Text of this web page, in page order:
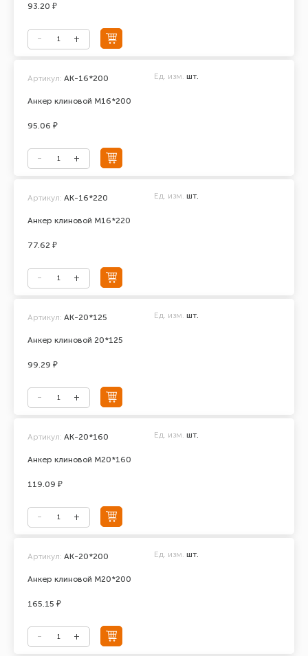
93.20 ₽
Анкер клиновой М16*200
Артикул: АК-16*200 Ед. изм. шт.
95.06 ₽
Анкер клиновой М16*220
Артикул: АК-16*220 Ед. изм. шт.
77.62 ₽
Анкер клиновой 20*125
Артикул: АК-20*125 Ед. изм. шт.
99.29 ₽
Анкер клиновой М20*160
Артикул: АК-20*160 Ед. изм. шт.
119.09 ₽
Анкер клиновой М20*200
Артикул: АК-20*200 Ед. изм. шт.
165.15 ₽